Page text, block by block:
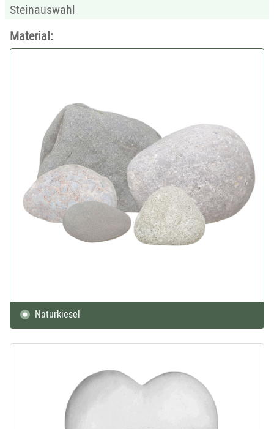
Steinauswahl
Material:
Naturkiesel